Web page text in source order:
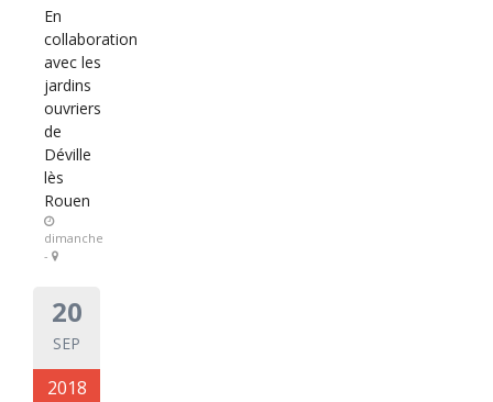
En
collaboration
avec les
jardins
ouvriers
de
Déville
lès
Rouen
dimanche
-
20
SEP
2018